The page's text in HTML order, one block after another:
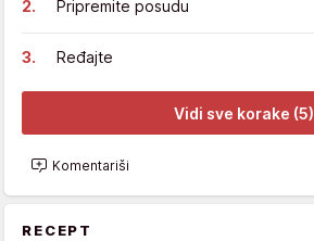
Pripremite posudu
Ređajte
Vidi sve korake (5)
Komentariši
RECEPT